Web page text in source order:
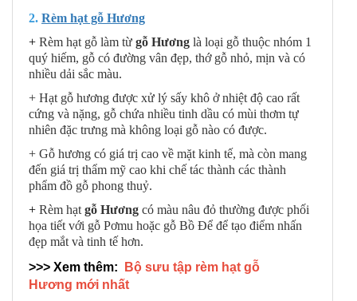
2. Rèm hạt gỗ Hương
+ Rèm hạt gỗ làm từ gỗ Hương là loại gỗ thuộc nhóm 1
quý hiếm, gỗ có đường vân đẹp, thớ gỗ nhỏ, mịn và có
nhiều dải sắc màu.
+ Hạt gỗ hương được xử lý sấy khô ở nhiệt độ cao rất
cứng và nặng, gỗ chứa nhiều tinh dầu có mùi thơm tự
nhiên đặc trưng mà không loại gỗ nào có được.
+ Gỗ hương có giá trị cao về mặt kinh tế, mà còn mang
đến giá trị thẩm mỹ cao khi chế tác thành các thành
phẩm đồ gỗ phong thuỷ.
+ Rèm hạt gỗ Hương có màu nâu đỏ thường được phối
họa tiết với gỗ Pơmu hoặc gỗ Bồ Để để tạo điểm nhấn
đẹp mắt và tinh tế hơn.
>>> Xem thêm:
Bộ sưu tập rèm hạt gỗ
Hương mới nhất